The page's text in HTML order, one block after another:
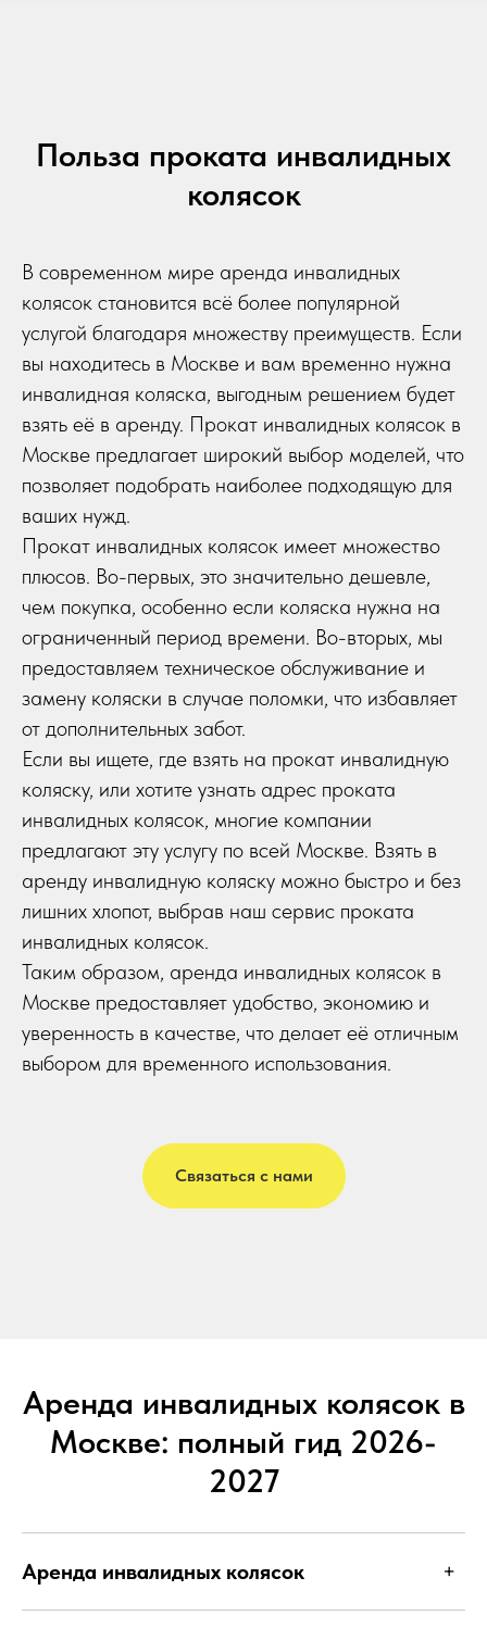
Польза проката инвалидных
колясок
В современном мире аренда инвалидных
колясок становится всё более популярной
услугой благодаря множеству преимуществ. Если
вы находитесь в Москве и вам временно нужна
инвалидная коляска, выгодным решением будет
взять её в аренду. Прокат инвалидных колясок в
Москве предлагает широкий выбор моделей, что
позволяет подобрать наиболее подходящую для
ваших нужд.
Прокат инвалидных колясок имеет множество
плюсов. Во-первых, это значительно дешевле,
чем покупка, особенно если коляска нужна на
ограниченный период времени. Во-вторых, мы
предоставляем техническое обслуживание и
замену коляски в случае поломки, что избавляет
от дополнительных забот.
Если вы ищете, где взять на прокат инвалидную
коляску, или хотите узнать адрес проката
инвалидных колясок, многие компании
предлагают эту услугу по всей Москве. Взять в
аренду инвалидную коляску можно быстро и без
лишних хлопот, выбрав наш сервис проката
инвалидных колясок.
Таким образом, аренда инвалидных колясок в
Москве предоставляет удобство, экономию и
уверенность в качестве, что делает её отличным
выбором для временного использования.
Связаться с нами
Аренда инвалидных колясок в
Москве: полный гид 2026-
2027
Аренда инвалидных колясок +